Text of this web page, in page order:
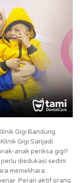
Gigi Bandung
Gigi Sarijadi.
anak periksa gigi?
diedukasi sedini
memelihara
Peran aktif orang